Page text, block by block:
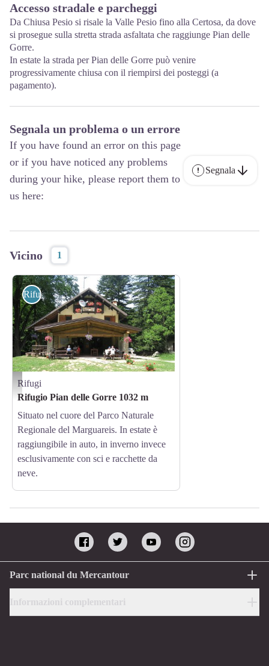
Accesso stradale e parcheggi
Da Chiusa Pesio si risale la Valle Pesio fino alla Certosa, da dove
si prosegue sulla stretta strada asfaltata che raggiunge Pian delle
Gorre.
In estate la strada per Pian delle Gorre può venire
progressivamente chiusa con il riempirsi dei posteggi (a
pagamento).
Segnala un problema o un errore
If you have found an error on this page
or if you have noticed any problems
during your hike, please report them to
us here:
Segnala
Vicino 1
Rifugio Pian delle Gorre - Archivio APAM
Rifugi
Rifugi
Rifugio Pian delle Gorre 1032 m
Situato nel cuore del Parco Naturale
Regionale del Marguareis. In estate è
raggiungibile in auto, in inverno invece
esclusivamente con sci e racchette da
neve.
Parc national du Mercantour
Informazioni complementari